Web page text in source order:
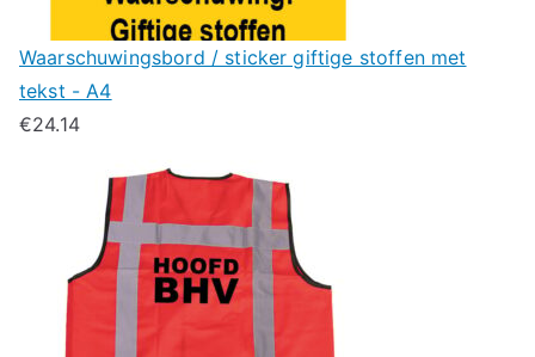
Waarschuwingsbord / sticker giftige stoffen met
tekst - A4
€24.14